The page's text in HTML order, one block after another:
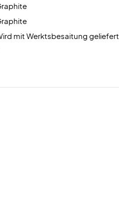
mit Werktsbesaitung geliefert